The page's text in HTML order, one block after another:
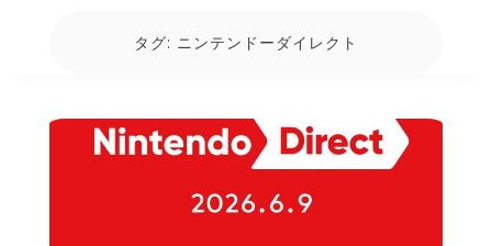
タグ: ニンテンドーダイレクト